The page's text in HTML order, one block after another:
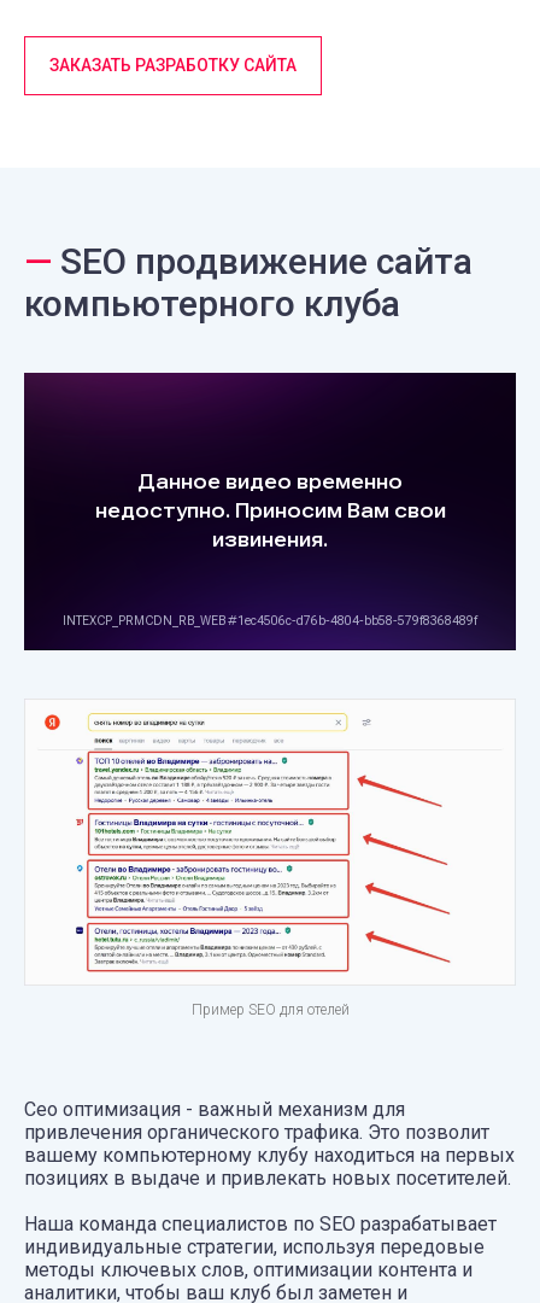
ЗАКАЗАТЬ РАЗРАБОТКУ САЙТА
— SEO продвижение сайта
компьютерного клуба
Пример SEO для отелей
Сео оптимизация - важный механизм для
привлечения органического трафика. Это позволит
вашему компьютерному клубу находиться на первых
позициях в выдаче и привлекать новых посетителей.
Наша команда специалистов по SEO разрабатывает
индивидуальные стратегии, используя передовые
методы ключевых слов, оптимизации контента и
аналитики, чтобы ваш клуб был заметен и